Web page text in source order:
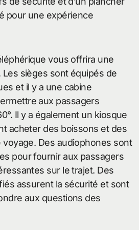
pour une expérience
vous offrira une
sièges sont équipés de
et il y a une cabine
aux passagers
Il y a également un kiosque
acheter des boissons et des
voyage. Des audiophones sont
pour fournir aux passagers
sur le trajet. Des
assurent la sécurité et sont
aux questions des